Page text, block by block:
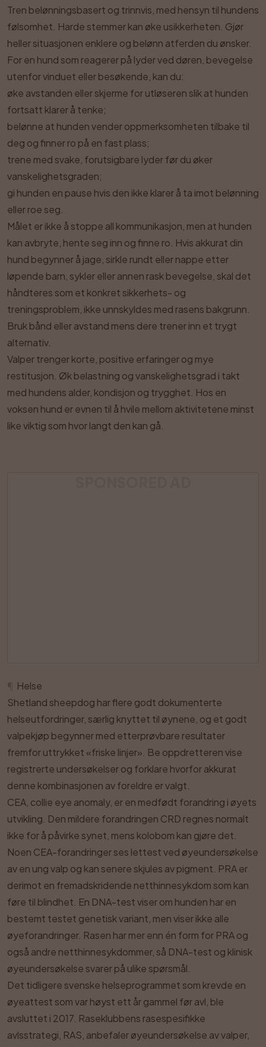
Tren belønningsbasert og trinnvis, med hensyn til hundens
følsomhet. Harde stemmer kan øke usikkerheten. Gjør
heller situasjonen enklere og belønn atferden du ønsker.
For en hund som reagerer på lyder ved døren, bevegelse
utenfor vinduet eller besøkende, kan du:
øke avstanden eller skjerme for utløseren slik at hunden
fortsatt klarer å tenke;
belønne at hunden vender oppmerksomheten tilbake til
deg og finner ro på en fast plass;
trene med svake, forutsigbare lyder før du øker
vanskelighetsgraden;
gi hunden en pause hvis den ikke klarer å ta imot belønning
eller roe seg.
Målet er ikke å stoppe all kommunikasjon, men at hunden
kan avbryte, hente seg inn og finne ro. Hvis akkurat din
hund begynner å jage, sirkle rundt eller nappe etter
løpende barn, sykler eller annen rask bevegelse, skal det
håndteres som et konkret sikkerhets- og
treningsproblem, ikke unnskyldes med rasens bakgrunn.
Bruk bånd eller avstand mens dere trener inn et trygt
alternativ.
Valper trenger korte, positive erfaringer og mye
restitusjon. Øk belastning og vanskelighetsgrad i takt
med hundens alder, kondisjon og trygghet. Hos en
voksen hund er evnen til å hvile mellom aktivitetene minst
like viktig som hvor langt den kan gå.
Helse
Shetland sheepdog har flere godt dokumenterte
helseutfordringer, særlig knyttet til øynene, og et godt
valpekjøp begynner med etterprøvbare resultater
fremfor uttrykket «friske linjer». Be oppdretteren vise
registrerte undersøkelser og forklare hvorfor akkurat
denne kombinasjonen av foreldre er valgt.
CEA, collie eye anomaly, er en medfødt forandring i øyets
utvikling. Den mildere forandringen CRD regnes normalt
ikke for å påvirke synet, mens kolobom kan gjøre det.
Noen CEA-forandringer ses lettest ved øyeundersøkelse
av en ung valp og kan senere skjules av pigment. PRA er
derimot en fremadskridende netthinnesykdom som kan
føre til blindhet. En DNA-test viser om hunden har en
bestemt testet genetisk variant, men viser ikke alle
øyeforandringer. Rasen har mer enn én form for PRA og
også andre netthinnesykdommer, så DNA-test og klinisk
øyeundersøkelse svarer på ulike spørsmål.
Det tidligere svenske helseprogrammet som krevde en
øyeattest som var høyst ett år gammel før avl, ble
avsluttet i 2017. Raseklubbens rasespesifikke
avlsstrategi, RAS, anbefaler øyeundersøkelse av valper,